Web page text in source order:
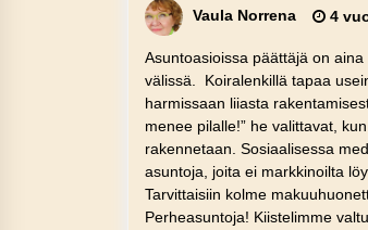
Vaula Norrena 4
Asuntoasioissa päättäjä on
välissä. Koiralenkillä tapaa
harmissaan liiasta
menee pilalle!” he valittavat,
rakennetaan. Sosiaalisessa
asuntoja, joita ei markkinoilta
Tarvittaisiin kolme
Perheasuntoja! Kiistelimme